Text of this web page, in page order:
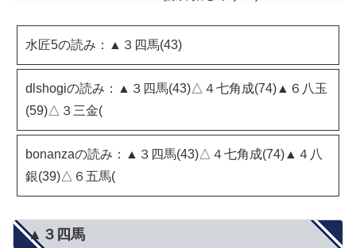
水匠5の読み：▲３四馬(43)
dlshogiの読み：▲３四馬(43)△４七角成(74)▲６八玉
(59)△３三金(
bonanzaの読み：▲３四馬(43)△４七角成(74)▲４八
銀(39)△６五馬(
▲３四馬